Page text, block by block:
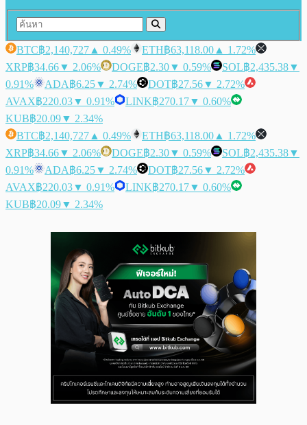
BTC฿2,140,727 ▲ 0.49% ETH฿63,118.00 ▲ 1.72%
XRP฿34.66▼ 2.06% DOGE฿2.30▼ 0.59% SOL฿2,435.38▼
0.91%
ADA฿6.25▼ 2.74% DOT฿27.56▼ 2.72%
AVAX฿220.03▼ 0.91% LINK฿270.17▼ 0.60%
KUB฿20.09▼ 2.34%
BTC฿2,140,727 ▲ 0.49% ETH฿63,118.00 ▲ 1.72%
XRP฿34.66▼ 2.06% DOGE฿2.30▼ 0.59% SOL฿2,435.38▼
0.91%
ADA฿6.25▼ 2.74% DOT฿27.56▼ 2.72%
AVAX฿220.03▼ 0.91% LINK฿270.17▼ 0.60%
KUB฿20.09▼ 2.34%